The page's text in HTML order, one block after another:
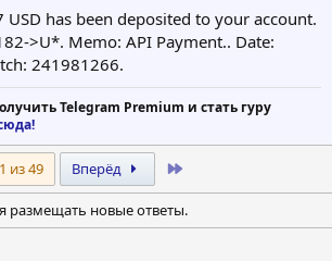
has been deposited to your account.
>U*. Memo: API Payment.. Date:
241981266.
Telegram Premium и стать гуру
1 из 49 Вперёд
размещать новые ответы.